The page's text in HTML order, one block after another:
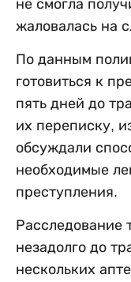
не смогла
жаловалась на
По данным
готовиться к
пять дней до
их переписку,
обсуждали
необходимые
преступления.
Расследование
незадолго до
нескольких